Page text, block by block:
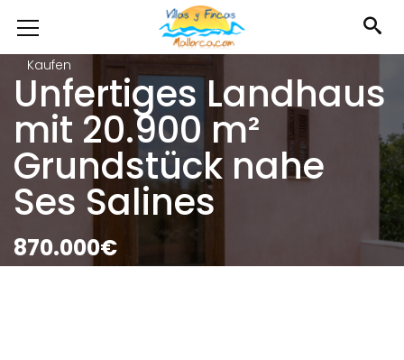
Kaufen
Unfertiges Landhaus
mit 20.900 m²
Grundstück nahe
Ses Salines
870.000€